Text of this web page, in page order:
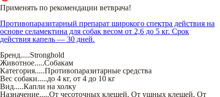
Применять по рекомендации ветврача!
Противопаразитарный препарат широкого спектра действия на
основе селамектина для собак весом от 2,6 до 5 кг. Срок
действия капель — 30 дней.
Бренд.....Stronghold
Животное.....Собакам
Категория.....Противопаразитарные средства
Вес собаки.....до 4 кг, от 4 до 10 кг
Вид.....Капли на холку
Назначение.....От чесоточных клещей, От ушных клещей, От